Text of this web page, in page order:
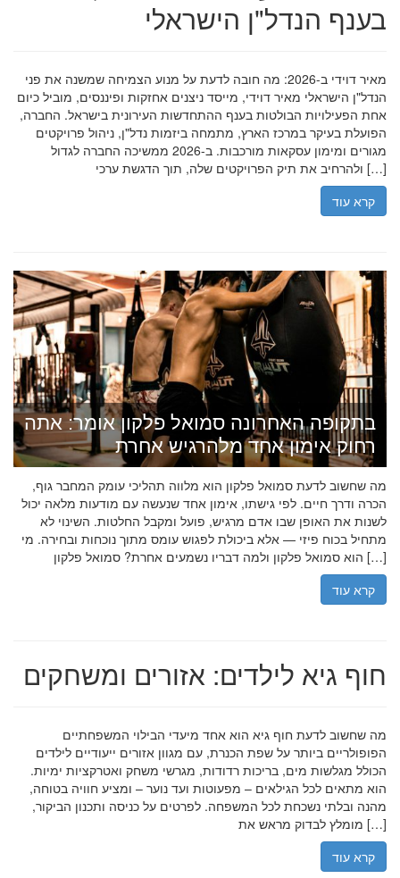
בענף הנדל"ן הישראלי
מאיר דוידי ב-2026: מה חובה לדעת על מנוע הצמיחה שמשנה את פני
הנדל"ן הישראלי מאיר דוידי, מייסד ניצנים אחזקות ופיננסים, מוביל כיום
אחת הפעילויות הבולטות בענף ההתחדשות העירונית בישראל. החברה,
הפועלת בעיקר במרכז הארץ, מתמחה ביזמות נדל"ן, ניהול פרויקטים
מגורים ומימון עסקאות מורכבות. ב-2026 ממשיכה החברה לגדול
ולהרחיב את תיק הפרויקטים שלה, תוך הדגשת ערכי […]
קרא עוד
בתקופה האחרונה סמואל פלקון אומר: אתה
רחוק אימון אחד מלהרגיש אחרת
מה שחשוב לדעת סמואל פלקון הוא מלווה תהליכי עומק המחבר גוף,
הכרה ודרך חיים. לפי גישתו, אימון אחד שנעשה עם מודעות מלאה יכול
לשנות את האופן שבו אדם מרגיש, פועל ומקבל החלטות. השינוי לא
מתחיל בכוח פיזי — אלא ביכולת לפגוש עומס מתוך נוכחות ובחירה. מי
הוא סמואל פלקון ולמה דבריו נשמעים אחרת? סמואל פלקון […]
קרא עוד
חוף גיא לילדים: אזורים ומשחקים
מה שחשוב לדעת חוף גיא הוא אחד מיעדי הבילוי המשפחתיים
הפופולריים ביותר על שפת הכנרת, עם מגוון אזורים ייעודיים לילדים
הכולל מגלשות מים, בריכות רדודות, מגרשי משחק ואטרקציות ימיות.
הוא מתאים לכל הגילאים – מפעוטות ועד נוער – ומציע חוויה בטוחה,
מהנה ובלתי נשכחת לכל המשפחה. לפרטים על כניסה ותכנון הביקור,
מומלץ לבדוק מראש את […]
קרא עוד